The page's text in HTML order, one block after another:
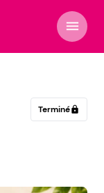
menu
Terminélock